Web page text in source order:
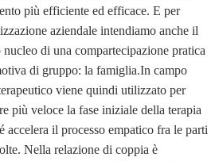
più efficiente ed efficace. E per
aziendale intendiamo anche il
di una compartecipazione pratica
di gruppo: la famiglia.In campo
viene quindi utilizzato per
più veloce la fase iniziale della terapia
accelera il processo empatico fra le parti
Nella relazione di coppia è